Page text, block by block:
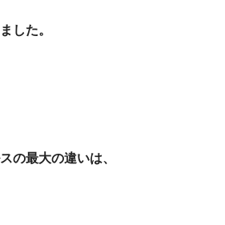
した。
の最大の違いは、